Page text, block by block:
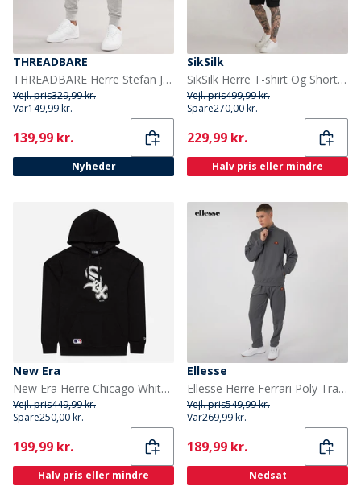
THREADBARE
THREADBARE Herre Stefan Joggingbukser Grå Melering
Vejl. pris329,99 kr.
Var149,99 kr.
Current
139,99 kr.
Nyheder
SikSilk
SikSilk Herre T-shirt Og Shorts Sæt Sort
Vejl. pris499,99 kr.
Spare270,00 kr.
Current
229,99 kr.
Halv pris eller mindre
New Era
New Era Herre Chicago White Sox Hættetrøje Sort/Hvid Blkwhi
Vejl. pris449,99 kr.
Spare250,00 kr.
Current
199,99 kr.
Halv pris eller mindre
Ellesse
Ellesse Herre Ferrari Poly Tracksuit Mørkegrå
Vejl. pris549,99 kr.
Var269,99 kr.
Current
189,99 kr.
Nedsat